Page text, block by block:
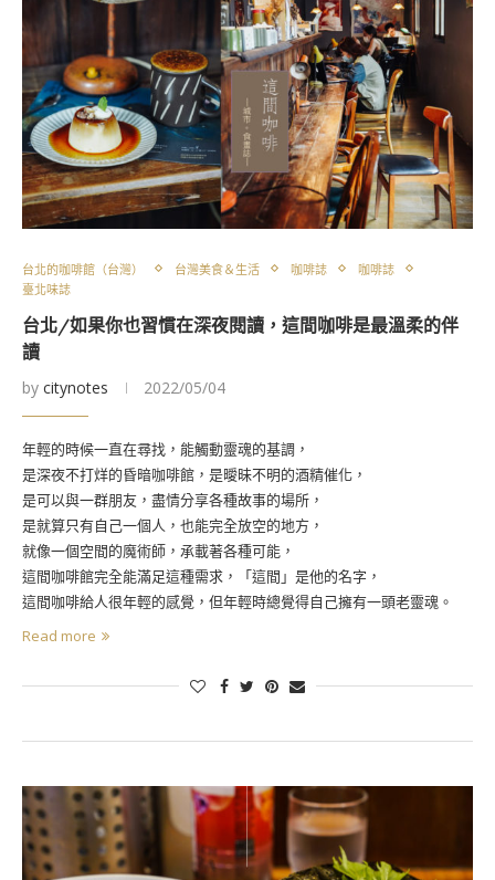
台北的咖啡館（台灣） 台灣美食＆生活 咖啡誌
咖啡誌
臺北味誌
台北/如果你也習慣在深夜閱讀，這間咖啡是最溫柔的伴
讀
by citynotes 2022/05/04
年輕的時候一直在尋找，能觸動靈魂的基調，
是深夜不打烊的昏暗咖啡館，是曖昧不明的酒精催化，
是可以與一群朋友，盡情分享各種故事的場所，
是就算只有自己一個人，也能完全放空的地方，
就像一個空間的魔術師，承載著各種可能，
這間咖啡館完全能滿足這種需求，「這間」是他的名字，
這間咖啡給人很年輕的感覺，但年輕時總覺得自己擁有一頭老靈魂。
Read more